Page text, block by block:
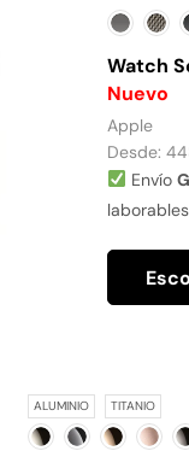
Watch
Nuevo
Apple
Desde:
Envío
laborables
ALUMINIO TITANIO